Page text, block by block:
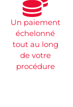
Un paiement
échelonné
tout au long
de votre
procédure